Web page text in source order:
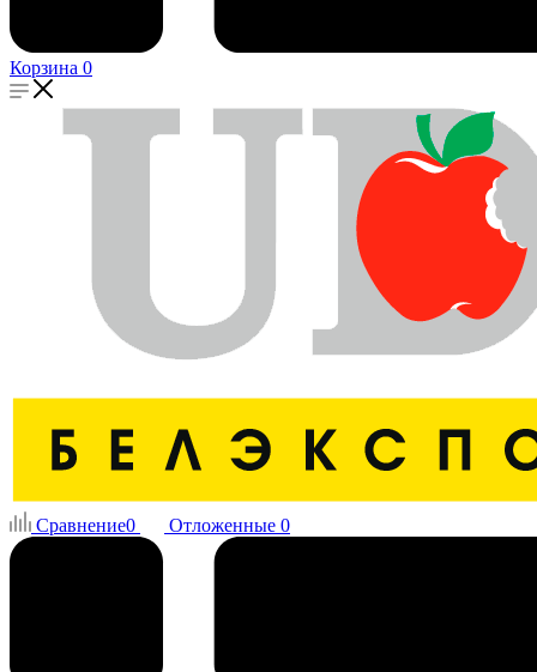
Корзина 0
Сравнение0 Отложенные 0